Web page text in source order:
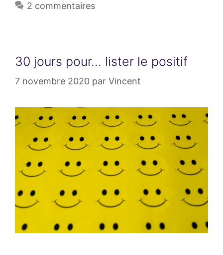
2 commentaires
30 jours pour… lister le positif
7 novembre 2020 par Vincent